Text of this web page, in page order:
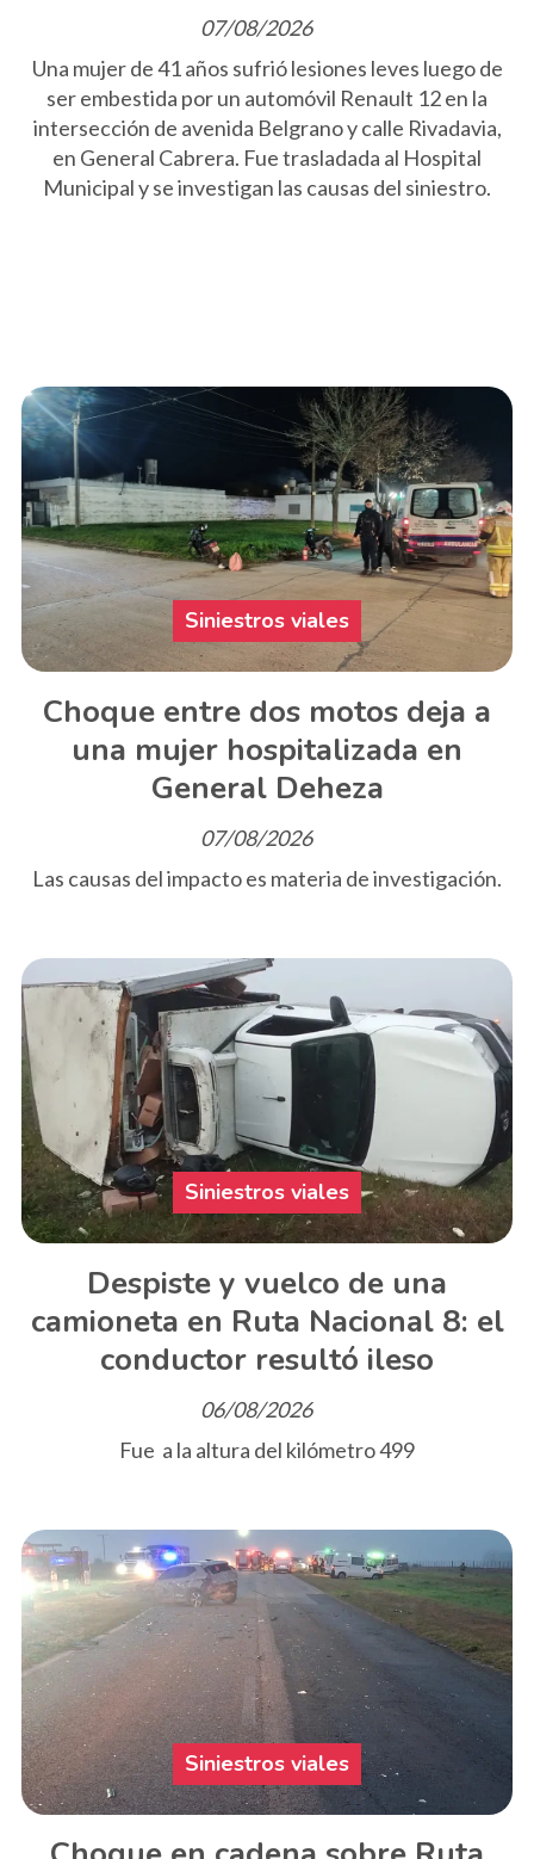
07/08/2026
Una mujer de 41 años sufrió lesiones leves luego de
ser embestida por un automóvil Renault 12 en la
intersección de avenida Belgrano y calle Rivadavia,
en General Cabrera. Fue trasladada al Hospital
Municipal y se investigan las causas del siniestro.
Choque entre dos motos deja a
una mujer hospitalizada en
General Deheza
Siniestros viales
07/08/2026
Las causas del impacto es materia de investigación.
Despiste y vuelco de una
camioneta en Ruta Nacional 8: el
conductor resultó ileso
Siniestros viales
06/08/2026
Fue a la altura del kilómetro 499
Siniestros viales